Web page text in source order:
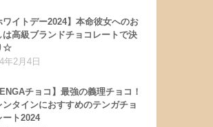
ワイトデー2024】本命彼女へのお
は高級ブランドチョコレートで決
☆
年2月4日
チョコ】最強の義理チョコ！
ンタインにおすすめのテンガチョ
ート2024